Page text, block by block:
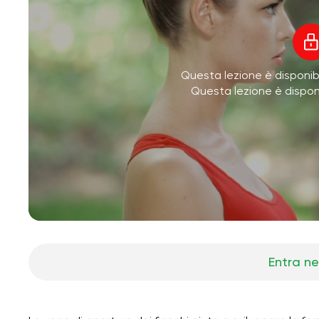
Questa lezione è
Questa lezione è
Entra